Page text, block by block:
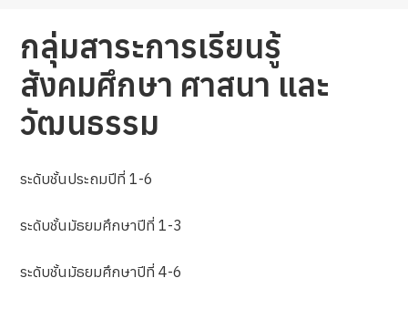
กลุ่มสาระการเรียนรู้
สังคมศึกษา ศาสนา และ
วัฒนธรรม
ระดับชั้นประถมปีที่ 1-6
ระดับชั้นมัธยมศึกษาปีที่ 1-3
ระดับชั้นมัธยมศึกษาปีที่ 4-6